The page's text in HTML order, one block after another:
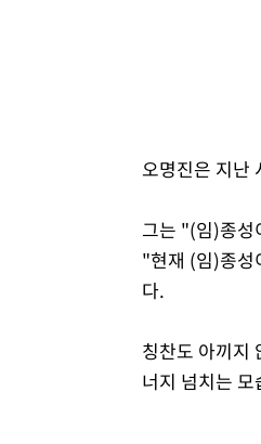
오명진은 지난
그는 "(임)종성
"현재 (임)종성
다.
칭찬도 아끼지
너지 넘치는